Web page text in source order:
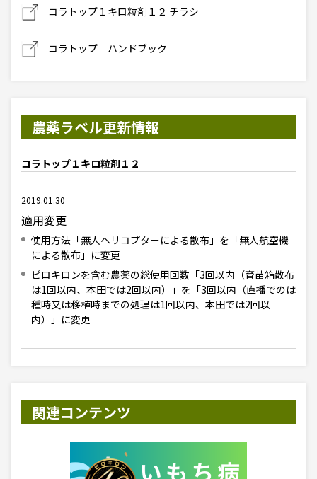
コラトップ１キロ粒剤１２ チラシ
コラトップ ハンドブック
農薬ラベル更新情報
コラトップ１キロ粒剤１２
2019.01.30
適用変更
使用方法「無人ヘリコプターによる散布」を「無人航空機
による散布」に変更
ピロキロンを含む農薬の総使用回数「3回以内（育苗箱散布
は1回以内、本田では2回以内）」を「3回以内（直播でのは
種時又は移植時までの処理は1回以内、本田では2回以
内）」に変更
関連コンテンツ